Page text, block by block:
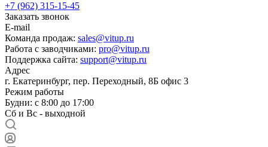
+7 (962) 315-15-45
Заказать звонок
E-mail
Команда продаж: sales@vitup.ru
Работа с заводчиками: pro@vitup.ru
Поддержка сайта: support@vitup.ru
Адрес
г. Екатеринбург, пер. Переходный, 8Б офис 3
Режим работы
Будни: с 8:00 до 17:00
Сб и Вс - выходной